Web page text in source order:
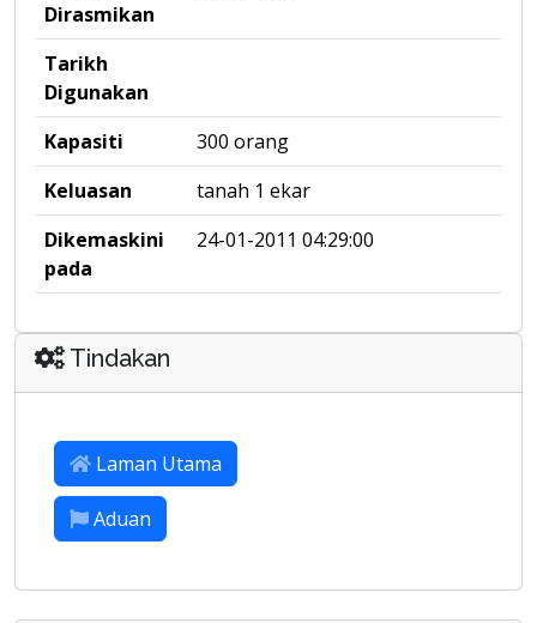
Dirasmikan
Tarikh
Digunakan
Kapasiti
300 orang
Keluasan
tanah 1 ekar
Dikemaskini
pada
24-01-2011 04:29:00
Tindakan
Laman Utama
Aduan